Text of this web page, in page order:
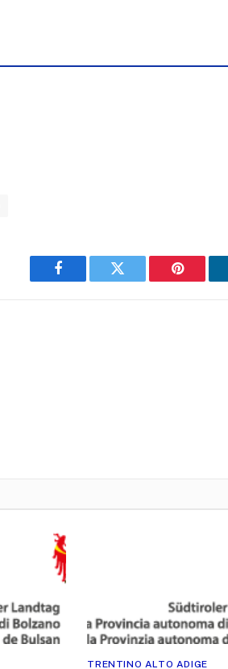
Facebook Twitter Pinterest
TRENTINO ALTO ADIGE